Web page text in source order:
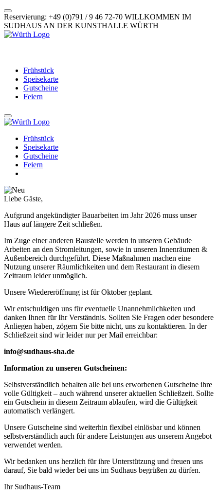
Reservierung: +49 (0)791 / 9 46 72-70 WILLKOMMEN IM
SUDHAUS AN DER KUNSTHALLE WÜRTH
Frühstück
Speisekarte
Gutscheine
Feiern
Frühstück
Speisekarte
Gutscheine
Feiern
Liebe Gäste,
Aufgrund angekündigter Bauarbeiten im Jahr 2026 muss unser
Haus auf längere Zeit schließen.
Im Zuge einer anderen Baustelle werden in unseren Gebäude
Arbeiten an den Stromleitungen, sowie in unseren Innenräumen &
Außenbereich durchgeführt. Diese Maßnahmen machen eine
Nutzung unserer Räumlichkeiten und dem Restaurant in diesem
Zeitraum leider unmöglich.
Unsere Wiedereröffnung ist für Oktober geplant.
Wir entschuldigen uns für eventuelle Unannehmlichkeiten und
danken Ihnen für Ihr Verständnis. Sollten Sie Fragen oder besondere
Anliegen haben, zögern Sie bitte nicht, uns zu kontaktieren. In der
Schließzeit sind wir leider nur per Mail erreichbar:
info@sudhaus-sha.de
Information zu unseren Gutscheinen:
Selbstverständlich behalten alle bei uns erworbenen Gutscheine ihre
volle Gültigkeit – auch während unserer aktuellen Schließzeit. Sollte
ein Gutschein in diesem Zeitraum ablaufen, wird die Gültigkeit
automatisch verlängert.
Unsere Gutscheine sind weiterhin flexibel einlösbar und können
selbstverständlich auch für andere Leistungen aus unserem Angebot
verwendet werden.
Wir bedanken uns herzlich für ihre Unterstützung und freuen uns
darauf, Sie bald wieder bei uns im Sudhaus begrüßen zu dürfen.
Ihr Sudhaus-Team